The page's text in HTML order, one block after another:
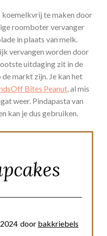
koemelkvrij te maken door
roomboter vervanger
in plaats van melk.
vervangen worden door
uitdaging zit in de
markt zijn. Je kan het
Bites Peanut, al mis
weer. Pindapasta van
kan je dus gebruiken.
door bakkriebels